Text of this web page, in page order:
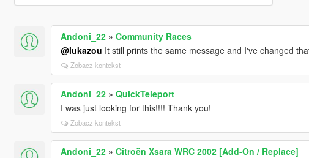
Andoni_22» Community Races
@lukazou It still prints the same message and I've changed
Zobacz kontekst
Andoni_22» QuickTeleport
I was just looking for this!!!! Thank you!
Zobacz kontekst
Andoni_22» Citroën Xsara WRC 2002 [Add-On / Replace]